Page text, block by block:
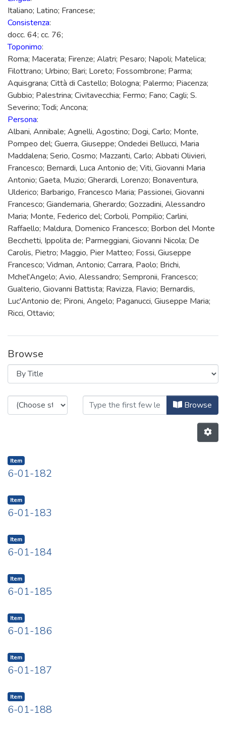
Italiano; Latino; Francese;
Consistenza:
docc. 64; cc. 76;
Toponimo:
Roma; Macerata; Firenze; Alatri; Pesaro; Napoli; Matelica;
Filottrano; Urbino; Bari; Loreto; Fossombrone; Parma;
Aquisgrana; Città di Castello; Bologna; Palermo; Piacenza;
Gubbio; Palestrina; Civitavecchia; Fermo; Fano; Cagli; S.
Severino; Todi; Ancona;
Persona:
Albani, Annibale; Agnelli, Agostino; Dogi, Carlo; Monte,
Pompeo del; Guerra, Giuseppe; Ondedei Bellucci, Maria
Maddalena; Serio, Cosmo; Mazzanti, Carlo; Abbati Olivieri,
Francesco; Bernardi, Luca Antonio de; Viti, Giovanni Maria
Antonio; Gaeta, Muzio; Gherardi, Lorenzo; Bonaventura,
Ulderico; Barbarigo, Francesco Maria; Passionei, Giovanni
Francesco; Giandemaria, Gherardo; Gozzadini, Alessandro
Maria; Monte, Federico del; Corboli, Pompilio; Carlini,
Raffaello; Maldura, Domenico Francesco; Borbon del Monte
Becchetti, Ippolita de; Parmeggiani, Giovanni Nicola; De
Carolis, Pietro; Maggio, Pier Matteo; Fossi, Giuseppe
Francesco; Vidman, Antonio; Carrara, Paolo; Brichi,
Mchel'Angelo; Avio, Alessandro; Sempronii, Francesco;
Gualterio, Giovanni Battista; Ravizza, Flavio; Bernardis,
Luc'Antonio de; Pironi, Angelo; Paganucci, Giuseppe Maria;
Ricci, Ottavio;
Browse
Browsing Aprile by Title Browse
Item
6-01-182
Item
6-01-183
Item
6-01-184
Item
6-01-185
Item
6-01-186
Item
6-01-187
Item
6-01-188